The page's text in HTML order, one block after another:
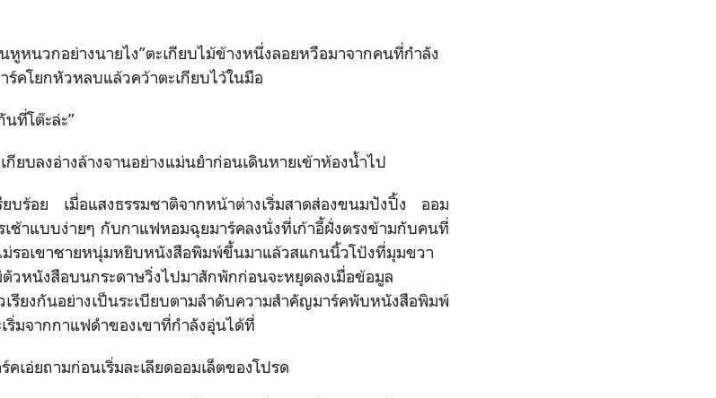
หูหนวกอย่างนายไง”ตะเกียบไม้ข้างหนึ่งลอยหวือมาจากคนที่กำลัง
ร์คโยกหัวหลบแล้วคว้าตะเกียบไว้ในมือ
นที่โต๊ะล่ะ”
กียบลงอ่างล้างจานอย่างแม่นยำก่อนเดินหายเข้าห้องน้ำไป
ยบร้อย เมื่อแสงธรรมชาติจากหน้าต่างเริ่มสาดส่องขนมปังปิ้ง ออม
เช้าแบบง่ายๆ กับกาแฟหอมฉุยมาร์คลงนั่งที่เก้าอี้ฝั่งตรงข้ามกับคนที่
ม่รอเขาชายหนุ่มหยิบหนังสือพิมพ์ขึ้นมาแล้วสแกนนิ้วโป้งที่มุมขวา
วหนังสือบนกระดาษวิ่งไปมาสักพักก่อนจะหยุดลงเมื่อข้อมูล
ยงกันอย่างเป็นระเบียบตามลำดับความสำคัญมาร์คพับหนังสือพิมพ์
ริ่มจากกาแฟดำของเขาที่กำลังอุ่นได้ที่
คเอ่ยถามก่อนเริ่มละเลียดออมเล็ตของโปรด